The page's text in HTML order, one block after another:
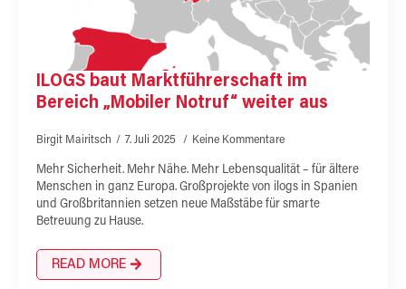
ILOGS baut Marktführerschaft im
Bereich „Mobiler Notruf“ weiter aus
Birgit Mairitsch 7. Juli 2025 Keine Kommentare
Mehr Sicherheit. Mehr Nähe. Mehr Lebensqualität – für ältere
Menschen in ganz Europa. Großprojekte von ilogs in Spanien
und Großbritannien setzen neue Maßstäbe für smarte
Betreuung zu Hause.
READ MORE